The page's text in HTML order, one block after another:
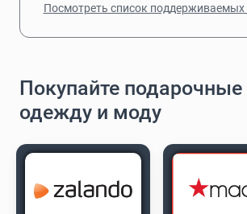
Посмотреть список
Покупайте
одежду и моду